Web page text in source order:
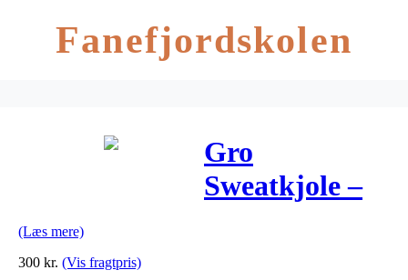
Fanefjordskolen
Gro
Sweatkjole –
(Læs mere)
300 kr. (Vis fragtpris)